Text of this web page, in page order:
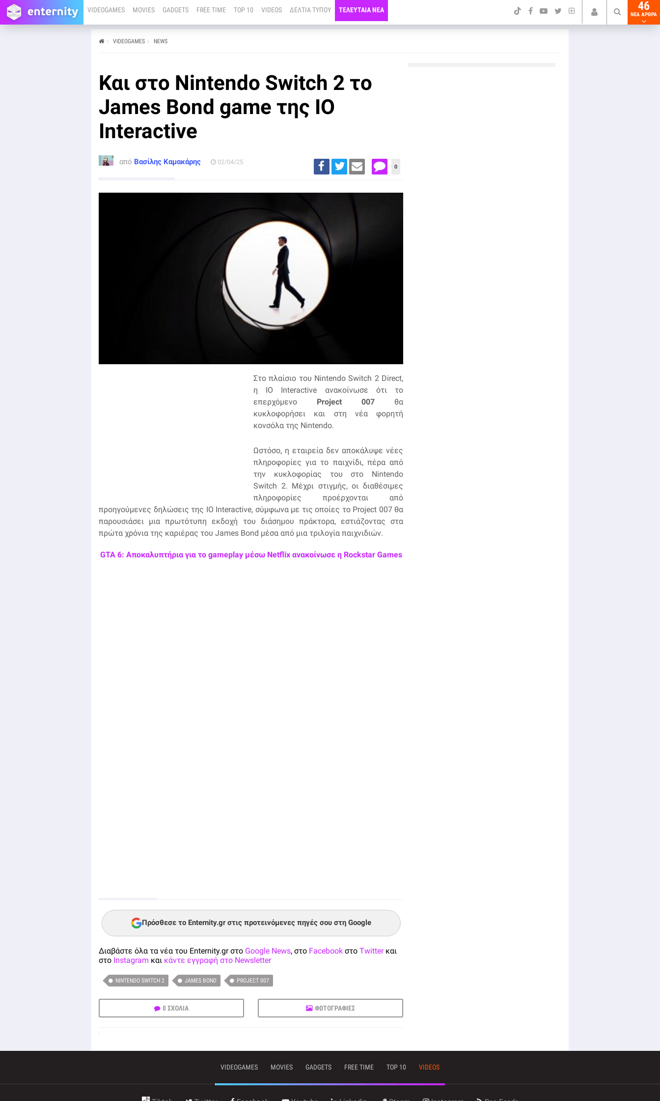
VIDEOGAMES MOVIES GADGETS FREE TIME TOP 10 VIDEOS ΔΕΛΤΙΑ ΤΥΠΟΥ ΤΕΛΕΥΤΑΙΑ ΝΕΑ 46
NEA ΑΡΘΡΑ
VIDEOGAMES NEWS
Και στο Nintendo Switch 2 το
James Bond game της IO
Interactive
από Βασίλης Καμακάρης 02/04/25
0
Στο πλαίσιο του Nintendo Switch 2 Direct,
η IO Interactive ανακοίνωσε ότι το
επερχόμενο Project 007 θα
κυκλοφορήσει και στη νέα φορητή
κονσόλα της Nintendo.
Ωστόσο, η εταιρεία δεν αποκάλυψε νέες
πληροφορίες για το παιχνίδι, πέρα από
την κυκλοφορίας του στο Nintendo
Switch 2. Μέχρι στιγμής, οι διαθέσιμες
πληροφορίες προέρχονται από
προηγούμενες δηλώσεις της IO Interactive, σύμφωνα με τις οποίες το Project 007 θα
παρουσιάσει μια πρωτότυπη εκδοχή του διάσημου πράκτορα, εστιάζοντας στα
πρώτα χρόνια της καριέρας του James Bond μέσα από μια τριλογία παιχνιδιών.
GTA 6: Αποκαλυπτήρια για το gameplay μέσω Netflix ανακοίνωσε η Rockstar Games
Πρόσθεσε το Enternity.gr στις προτεινόμενες πηγές σου στη Google
Διαβάστε όλα τα νέα του Enternity.gr στο Google News, στο Facebook στο Twitterκαι
στο Instagram και κάντε εγγραφή στο Newsletter
NINTENDO SWITCH 2 JAMES BOND PROJECT 007
0 ΣΧΟΛΙΑ ΦΩΤΟΓΡΑΦΙΕΣ
Βασίλης Καμακάρης 02/04/25
VIDEOGAMES MOVIES GADGETS FREE TIME TOP 10 VIDEOS